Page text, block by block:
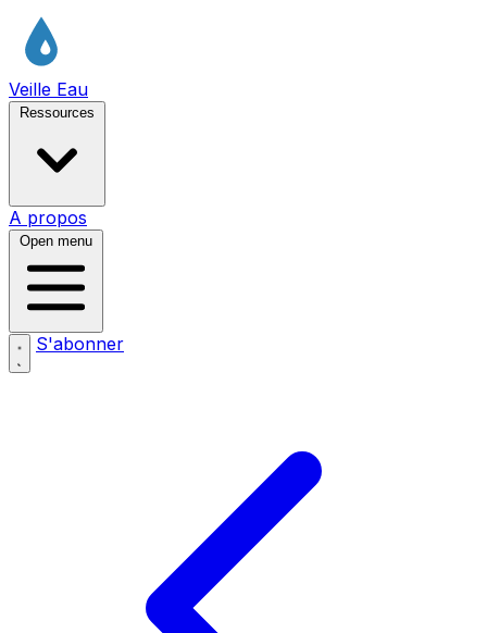
Veille Eau
Ressources
A propos
Open menu
S'abonner